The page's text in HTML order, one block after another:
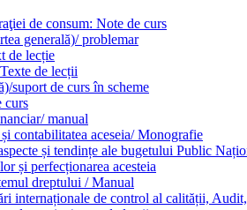
de consum: Note de curs
generală)/ problemar
de lecție
de lecții
suport de curs în scheme
curs
manual
contabilitatea aceseia/ Monografie
și tendințe ale bugetului Public
și perfecționarea acesteia
dreptului / Manual
internaționale de control al calității,